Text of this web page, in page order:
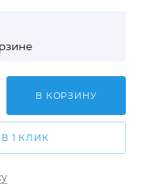
В КОРЗИНУ
1 КЛИК